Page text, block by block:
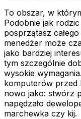
To obszar, w
Podobnie jak
posprzątasz
menedżer może
jako bardziej
tym szczególnie
wysokie
komputerów przed
nowo jako: stwórz
napędzało
marchewka czy kij.